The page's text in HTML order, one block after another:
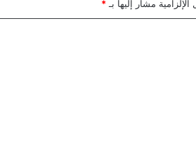
الإلزامية مشار إليها بـ*